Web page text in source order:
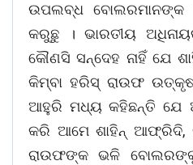
ଉପଲବ୍ଧ ବୋଲରମାନଙ୍କ
କରୁଛୁ । ଭାରତୀୟ
କୌଣସି ସନ୍ଦେହ ନାହିଁ ଯେ
କିମ୍ବା ହରିସ୍ ରାଉଫ
ଆହୁରି ମଧ୍ୟ କହିଛନ୍ତି ଯେ
କରି ଆମେ ଶାହିନ୍ ଆଫ୍ରିଦି,
ରାଉଫଙ୍କ ଭଳି